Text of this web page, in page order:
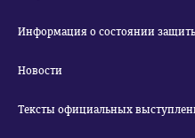
Информация о состоянии
Новости
Тексты официальных